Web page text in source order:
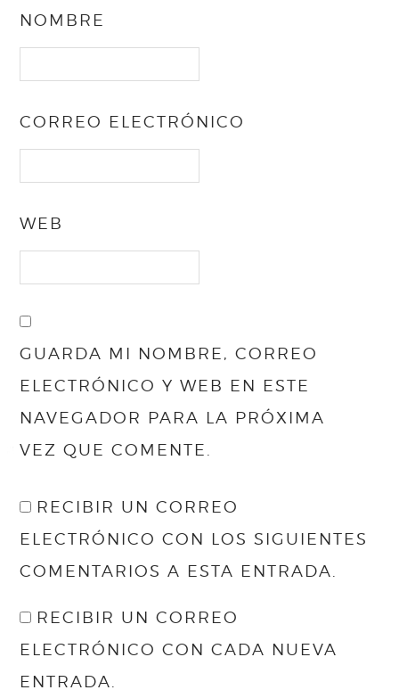
NOMBRE
CORREO ELECTRÓNICO
WEB
GUARDA MI NOMBRE, CORREO
ELECTRÓNICO Y WEB EN ESTE
NAVEGADOR PARA LA PRÓXIMA
VEZ QUE COMENTE.
RECIBIR UN CORREO
ELECTRÓNICO CON LOS SIGUIENTES
COMENTARIOS A ESTA ENTRADA.
RECIBIR UN CORREO
ELECTRÓNICO CON CADA NUEVA
ENTRADA.